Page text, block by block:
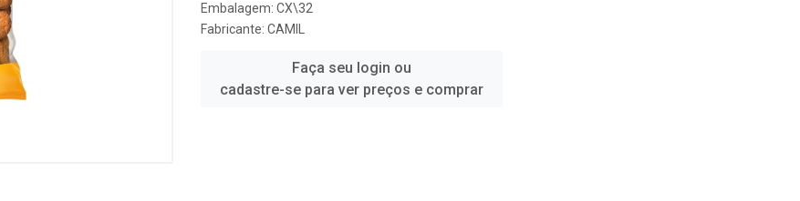
Embalagem: CX\32
Fabricante: CAMIL
Faça seu login ou
cadastre-se para ver preços e comprar